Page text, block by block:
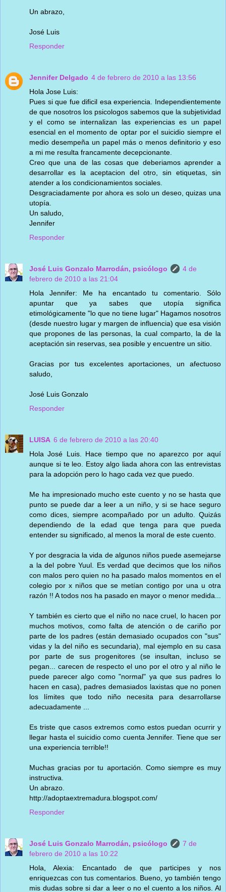
Un abrazo,
José Luis
Responder
Jennifer Delgado 4 de febrero de 2010 a las 13:56
Hola Jose Luis:
Pues si que fue dificil esa experiencia. Independientemente
de que nosotros los psicologos sabemos que la subjetividad
y el como se internalizan las experiencias es un papel
esencial en el momento de optar por el suicidio siempre el
medio desempeña un papel más o menos definitorio y eso
a mi me resulta francamente decepcionante.
Creo que una de las cosas que deberiamos aprender a
desarrollar es la aceptacion del otro, sin etiquetas, sin
atender a los condicionamientos sociales.
Desgraciadamente por ahora es solo un deseo, quizas una
utopía.
Un saludo,
Jennifer
Responder
José Luis Gonzalo Marrodán, psicólogo
4 de
febrero de 2010 a las 21:04
Hola Jennifer: Me ha encantado tu comentario. Sólo
apuntar que ya sabes que utopía significa
etimológicamente "lo que no tiene lugar" Hagamos nosotros
(desde nuestro lugar y margen de influencia) que esa visión
que propones de las personas, la cual comparto, la de la
aceptación sin reservas, sea posible y encuentre un sitio.
Gracias por tus excelentes aportaciones, un afectuoso
saludo,
José Luis Gonzalo
Responder
LUISA 6 de febrero de 2010 a las 20:40
Hola José Luis. Hace tiempo que no aparezco por aquí
aunque si te leo. Estoy algo liada ahora con las entrevistas
para la adopción pero lo hago cada vez que puedo.
Me ha impresionado mucho este cuento y no se hasta que
punto se puede dar a leer a un niño, y si se hace seguro
como dices, siempre acompañado por un adulto. Quizás
dependiendo de la edad que tenga para que pueda
entender su significado, al menos la moral de este cuento.
Y por desgracia la vida de algunos niños puede asemejarse
a la del pobre Yuul. Es verdad que decimos que los niños
con malos pero quien no ha pasado malos momentos en el
colegio por x niños que se metían contigo por una u otra
razón !! A todos nos ha pasado en mayor o menor medida...
Y también es cierto que el niño no nace cruel, lo hacen por
muchos motivos, como falta de atención o de cariño por
parte de los padres (están demasiado ocupados con "sus"
vidas y la del niño es secundaria), mal ejemplo en su casa
por parte de sus progenitores (se insultan, incluso se
pegan... carecen de respecto el uno por el otro y al niño le
puede parecer algo como "normal" ya que sus padres lo
hacen en casa), padres demasiados laxistas que no ponen
los límites que todo niño necesita para desarrollarse
adecuadamente ...
Es triste que casos extremos como estos puedan ocurrir y
llegar hasta el suicidio como cuenta Jennifer. Tiene que ser
una experiencia terrible!!
Muchas gracias por tu aportación. Como siempre es muy
instructiva.
Un abrazo.
http://adoptaextremadura.blogspot.com/
Responder
José Luis Gonzalo Marrodán, psicólogo
7 de
febrero de 2010 a las 10:22
Hola, Alexia: Encantado de que participes y nos
enriquezcas con tus comentarios. Bueno, yo también tengo
mis dudas sobre si dar a leer o no el cuento a los niños. Al